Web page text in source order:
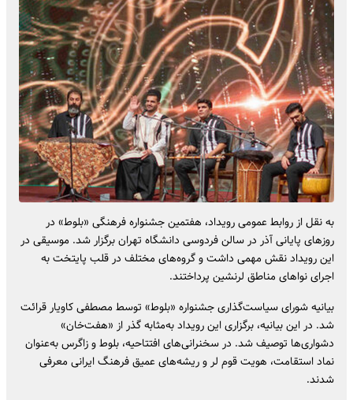
به نقل از روابط عمومی رویداد، هفتمین جشنواره فرهنگی «بلوط» در
روزهای پایانی آذر در سالن فردوسی دانشگاه تهران برگزار شد. موسیقی در
این رویداد نقش مهمی داشت و گروه‌های مختلف در قلب پایتخت به
اجرای نواهای مناطق لرنشین پرداختند.
بیانیه شورای سیاست‌گذاری جشنواره «بلوط» توسط مصطفی کاویار قرائت
شد. در این بیانیه، برگزاری این رویداد به‌مثابه گذر از «هفت‌خان»
دشواری‌ها توصیف شد. در سخنرانی‌های افتتاحیه، بلوط و زاگرس به‌عنوان
نماد استقامت، هویت قوم لر و ریشه‌های عمیق فرهنگ ایرانی معرفی
شدند.